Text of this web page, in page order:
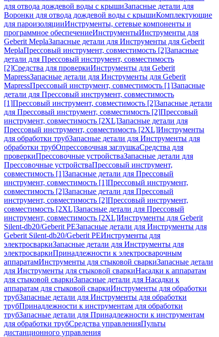
для отвода дождевой воды с крышиЗапасные детали для
Воронки для отвода дождевой воды с крышиКомплектующие
для пароизоляцииИнструменты, сетевые компоненты и
программное обеспечениеИнструментыИнструменты для
Geberit MeplaЗапасные детали для Инструменты для Geberit
MeplaПрессовый инструмент, совместимость [2]Запасные
детали для Прессовый инструмент, совместимость
[2]Средства для проверкиИнструменты для Geberit
MapressЗапасные детали для Инструменты для Geberit
MapressПрессовый инструмент, совместимость [1]Запасные
детали для Прессовый инструмент, совместимость
[1]Прессовый инструмент, совместимость [2]Запасные детали
для Прессовый инструмент, совместимость [2]Прессовый
инструмент, совместимость [2XL]Запасные детали для
Прессовый инструмент, совместимость [2XL]Инструменты
для обработки трубЗапасные детали для Инструменты для
обработки трубОпрессовочная заглушкаСредства для
проверкиПрессовочные устройстваЗапасные детали для
Прессовочные устройстваПрессовый инструмент,
совместимость [1]Запасные детали для Прессовый
инструмент, совместимость [1]Прессовый инструмент,
совместимость [2]Запасные детали для Прессовый
инструмент, совместимость [2]Прессовый инструмент,
совместимость [2XL]Запасные детали для Прессовый
инструмент, совместимость [2XL]Инструменты для Geberit
Silent-db20/Geberit PEЗапасные детали для Инструменты для
Geberit Silent-db20/Geberit PEИнструменты для
электросваркиЗапасные детали для Инструменты для
электросваркиПринадлежности к электросварочным
аппаратамИнструменты для стыковой сваркиЗапасные детали
для Инструменты для стыковой сваркиНасадки к аппаратам
для стыковой сваркиЗапасные детали для Насадки к
аппаратам для стыковой сваркиИнструменты для обработки
трубЗапасные детали для Инструменты для обработки
трубПринадлежности к инструментам для обработки
трубЗапасные детали для Принадлежности к инструментам
для обработки трубСредства управленияПульты
дистанционного управления